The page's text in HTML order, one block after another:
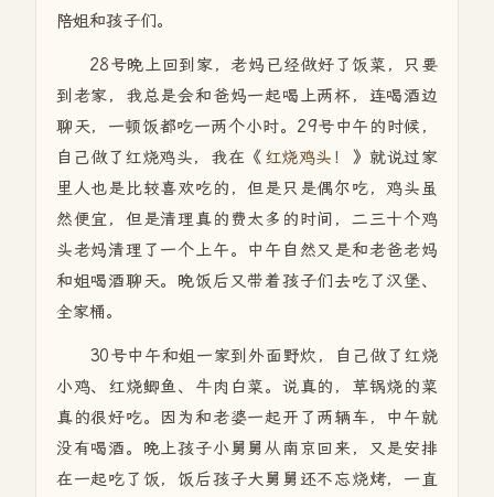
陪姐和孩子们。
28号晚上回到家，老妈已经做好了饭菜，只要
到老家，我总是会和爸妈一起喝上两杯，连喝酒边
聊天，一顿饭都吃一两个小时。29号中午的时候，
自己做了红烧鸡头，我在《 红烧鸡头！
》就说过家
里人也是比较喜欢吃的，但是只是偶尔吃，鸡头虽
然便宜，但是清理真的费太多的时间，二三十个鸡
头老妈清理了一个上午。中午自然又是和老爸老妈
和姐喝酒聊天。晚饭后又带着孩子们去吃了汉堡、
全家桶。
30号中午和姐一家到外面野炊，自己做了红烧
小鸡、红烧鲫鱼、牛肉白菜。说真的，草锅烧的菜
真的很好吃。因为和老婆一起开了两辆车，中午就
没有喝酒。晚上孩子小舅舅从南京回来，又是安排
在一起吃了饭，饭后孩子大舅舅还不忘烧烤，一直